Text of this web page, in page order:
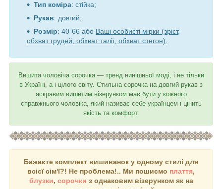
Тип коміра: стійка;
Рукав: довгий;
Розмір: 40-66 або Ваші особисті мірки (зріст,
обхват грудей, обхват талії, обхват стегон).
Вишита чоловіча сорочка ― тренд нинішньої моді, і не тільки
в Україні, а і цілого світу. Стильна сорочка на довгий рукав з
яскравим вишитим візерунком має бути у кожного
справжнього чоловіка, який називає себе українцем і цінить
якість та комфорт.
Бажаєте комплект вишиванок у одному стилі для
всієї сім'ї?! Не проблема!.. Ми пошиємо плаття,
блузки, сорочки з однаковим візерунком як на